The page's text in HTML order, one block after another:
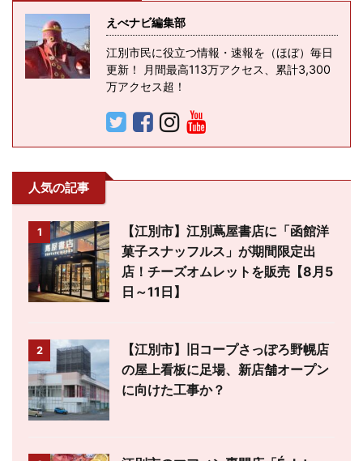
えべナビ編集部
江別市民に役立つ情報・速報を（ほぼ）毎日
更新！ 月間最高113万アクセス、累計3,300
万アクセス超！
人気の記事
1
【江別市】江別蔦屋書店に「函館洋
菓子スナッフルス」が期間限定出
店！チーズオムレットを販売【8月5
日～11日】
2
【江別市】旧コープさっぽろ野幌店
の屋上看板に足場、新店舗オープン
に向けた工事か？